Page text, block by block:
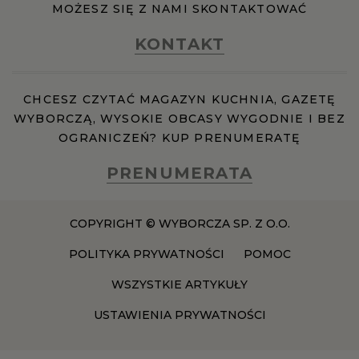
RZESZÓW
SZCZECIN
TORUŃ
WAŁBRZYCH
MOŻESZ SIĘ Z NAMI SKONTAKTOWAĆ
KONTAKT
CHCESZ CZYTAĆ MAGAZYN KUCHNIA, GAZETĘ
WYBORCZĄ, WYSOKIE OBCASY WYGODNIE I BEZ
OGRANICZEŃ? KUP PRENUMERATĘ
PRENUMERATA
COPYRIGHT © WYBORCZA SP. Z O.O.
POLITYKA PRYWATNOŚCI POMOC
WSZYSTKIE ARTYKUŁY
USTAWIENIA PRYWATNOŚCI